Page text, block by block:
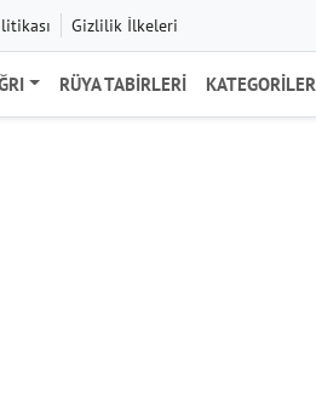
Gizlilik İlkeleri
RÜYA TABIRLERI KATEGORILER